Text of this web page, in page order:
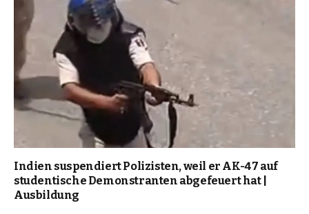
Indien suspendiert Polizisten, weil er AK-47 auf
studentische Demonstranten abgefeuert hat |
Ausbildung